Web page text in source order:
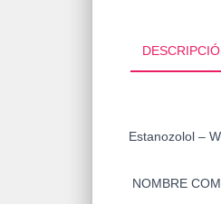
Estanozolol –
NOMBRE